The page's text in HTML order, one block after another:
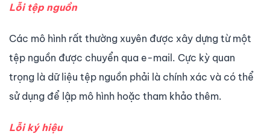
Lỗi tệp nguồn
Các mô hình rất thường xuyên được xây dựng từ một
tệp nguồn được chuyển qua e-mail. Cực kỳ quan
trọng là dữ liệu tệp nguồn phải là chính xác và có thể
sử dụng để lập mô hình hoặc tham khảo thêm.
Lỗi ký hiệu